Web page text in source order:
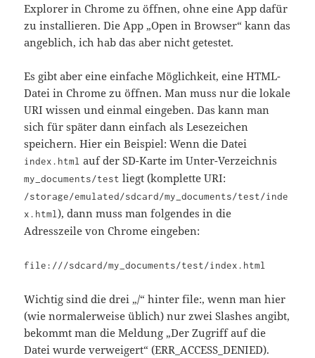
Explorer in Chrome zu öffnen, ohne eine App dafür
zu installieren. Die App „Open in Browser“ kann das
angeblich, ich hab das aber nicht getestet.
Es gibt aber eine einfache Möglichkeit, eine HTML-
Datei in Chrome zu öffnen. Man muss nur die lokale
URI wissen und einmal eingeben. Das kann man
sich für später dann einfach als Lesezeichen
speichern. Hier ein Beispiel: Wenn die Datei
index.html auf der SD-Karte im Unter-Verzeichnis
my_documents/test liegt (komplette URI:
/storage/emulated/sdcard/my_documents/test/inde
x.html ), dann muss man folgendes in die
Adresszeile von Chrome eingeben:
file:///sdcard/my_documents/test/index.html
Wichtig sind die drei „/“ hinter file:, wenn man hier
(wie normalerweise üblich) nur zwei Slashes angibt,
bekommt man die Meldung „Der Zugriff auf die
Datei wurde verweigert“ (ERR_ACCESS_DENIED).